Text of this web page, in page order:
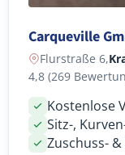
Carqueville
Flurstraße 6,
4,8 (269
Kostenlose
Sitz-,
Zuschuss-